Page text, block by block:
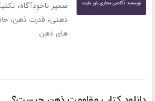
ضمیر ناخودآگاه،
ذهنی، قدرت ذهن،
های ذهن